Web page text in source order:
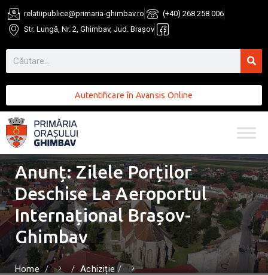
relatiipublice@primaria-ghimbav.ro
(+40) 268 258 006
Str. Lungă, Nr. 2, Ghimbav, Jud. Brașov
Autentificare în Avansis Online
Anunț: Zilele Porților
Deschise La Aeroportul
Internațional Brașov-
Ghimbav
Home
Achiziție